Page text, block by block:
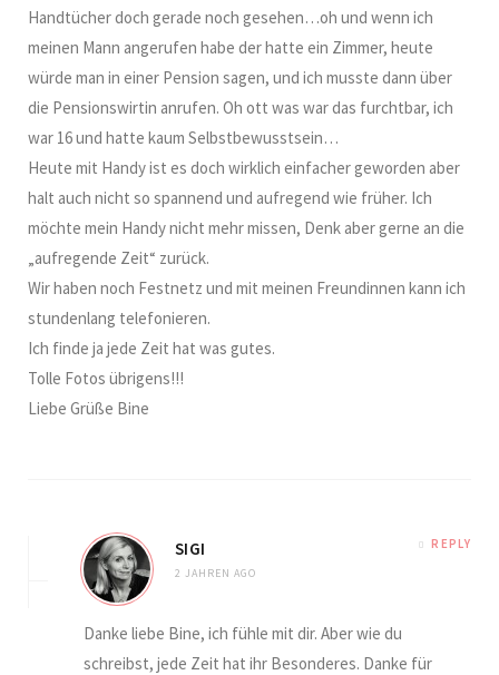
Handtücher doch gerade noch gesehen…oh und wenn ich
meinen Mann angerufen habe der hatte ein Zimmer, heute
würde man in einer Pension sagen, und ich musste dann über
die Pensionswirtin anrufen. Oh ott was war das furchtbar, ich
war 16 und hatte kaum Selbstbewusstsein…
Heute mit Handy ist es doch wirklich einfacher geworden aber
halt auch nicht so spannend und aufregend wie früher. Ich
möchte mein Handy nicht mehr missen, Denk aber gerne an die
„aufregende Zeit“ zurück.
Wir haben noch Festnetz und mit meinen Freundinnen kann ich
stundenlang telefonieren.
Ich finde ja jede Zeit hat was gutes.
Tolle Fotos übrigens!!!
Liebe Grüße Bine
SIGI
2 JAHREN AGO
REPLY
Danke liebe Bine, ich fühle mit dir. Aber wie du
schreibst, jede Zeit hat ihr Besonderes. Danke für